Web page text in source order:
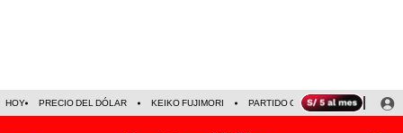
HOY PRECIO DEL DÓLAR KEIKO FUJIMORI PARTIDO OBRAS ARMONÍA 10